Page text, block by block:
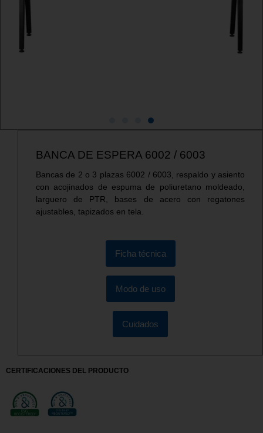
BANCA DE ESPERA 6002 / 6003
Bancas de 2 o 3 plazas 6002 / 6003, respaldo y asiento
con acojinados de espuma de poliuretano moldeado,
larguero de PTR, bases de acero con regatones
ajustables, tapizados en tela.
Ficha técnica
Modo de uso
Cuidados
CERTIFICACIONES DEL PRODUCTO